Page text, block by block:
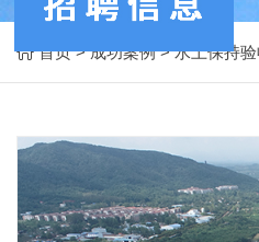
首页>成功案例>水土保持验